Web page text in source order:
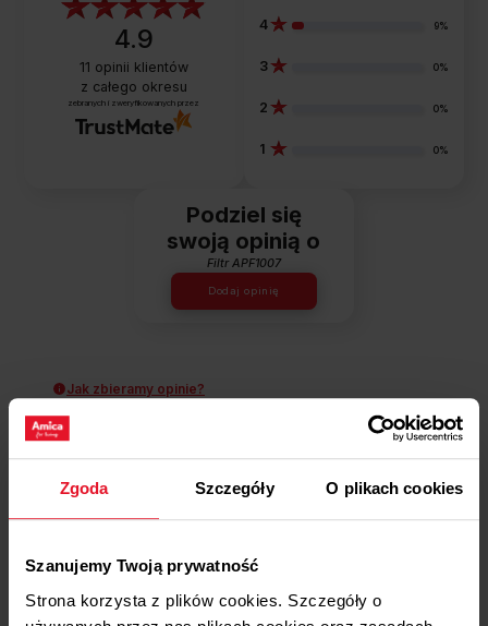
Zgoda Szczegóły O plikach cookies
Szanujemy Twoją prywatność
Strona korzysta z plików cookies. Szczegóły o
4.9
11 opinii klientów
z całego okresu
zebranych i zweryfikowanych przez
4 9%
3 0%
2 0%
1 0%
Podziel się
swoją opinią o
Filtr APF1007
Dodaj opinię
Jak zbieramy opinie?
Wyczyść Szukaj
zweryfikowano